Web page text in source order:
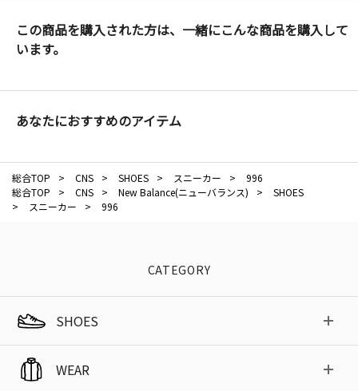
この商品を購入された方は、一緒にこんな商品を購入して
います。
あなたにおすすめのアイテム
総合TOP > CNS > SHOES > スニーカー >
996
総合TOP
> CNS > New Balance(ニューバランス) >
SHOES
>
スニーカー > 996
CATEGORY
SHOES
WEAR